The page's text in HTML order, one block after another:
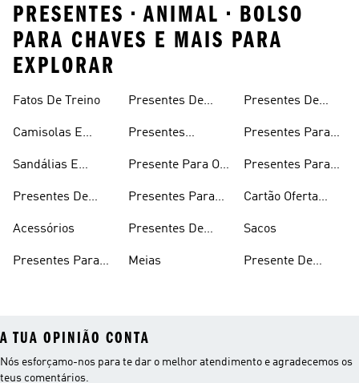
PRESENTES • ANIMAL • BOLSO
PARA CHAVES E MAIS PARA
EXPLORAR
Fatos De Treino
Camisolas E
Capuz
Sandálias E
Presentes De
Acessórios
Presentes Para
Presentes De
Presentes
Presente Para O
Namorados
Presentes Para
Presentes De
Meias
Presentes De
Presentes Para
Presentes Para
Cartão Oferta
Sacos
Presente De
A TUA OPINIÃO CONTA
Nós esforçamo-nos para te dar o melhor atendimento e agradecemos os
teus comentários.